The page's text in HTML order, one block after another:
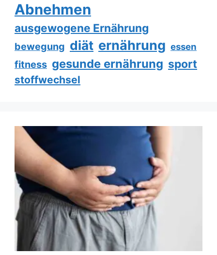
Abnehmen
ausgewogene Ernährung
bewegung diät ernährung essen
fitness gesunde ernährung sport
stoffwechsel